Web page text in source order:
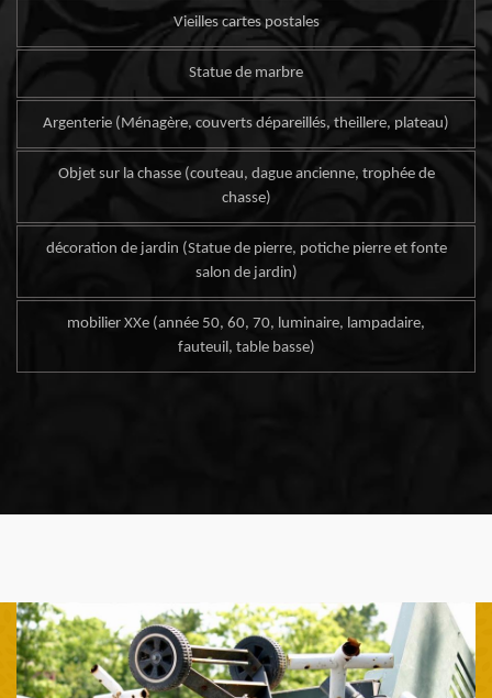
Vieilles cartes postales
Statue de marbre
Argenterie (Ménagère, couverts dépareillés, theillere, plateau)
Objet sur la chasse (couteau, dague ancienne, trophée de
chasse)
décoration de jardin (Statue de pierre, potiche pierre et fonte
salon de jardin)
mobilier XXe (année 50, 60, 70, luminaire, lampadaire,
fauteuil, table basse)